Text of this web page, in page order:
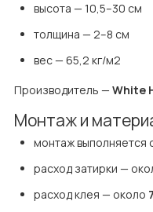
высота — 10,5–30 см
толщина — 2–8 см
вес — 65,2 кг/м2
Производитель — White
Монтаж и
монтаж выполняется
расход затирки —
расход клея — около